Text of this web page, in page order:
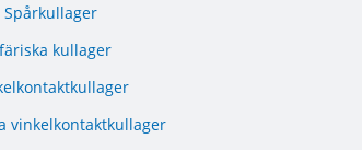
Spårkullager
kullager
vinkelkontaktkullager